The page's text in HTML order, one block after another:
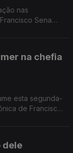
nas
Sena
na chefia
esta segunda-
de Francisco
dele